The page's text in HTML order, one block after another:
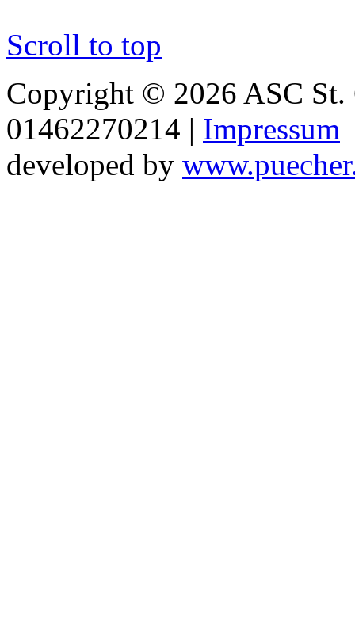
Scroll to top
Copyright © 2026 ASC St.
01462270214 | Impressum
developed by